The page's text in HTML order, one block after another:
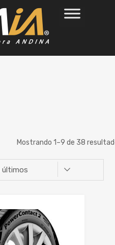
Mostrando 1–9 de 38